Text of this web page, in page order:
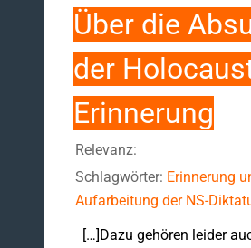
Über die
der
Erinnerung
Relevanz:
Schlagwörter: Erinnerung
Aufarbeitung der NS-
[…]Dazu gehören leider